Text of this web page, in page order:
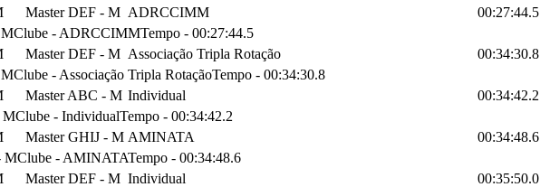
Master DEF - M ADRCCIMM
00:27:44.5
Clube - ADRCCIMMTempo - 00:27:44.5
Master DEF - M Associação Tripla Rotação
00:34:30.8
Clube - Associação Tripla RotaçãoTempo - 00:34:30.8
Master ABC - M Individual
00:34:42.2
MClube - IndividualTempo - 00:34:42.2
Master GHIJ - M AMINATA
00:34:48.6
MClube - AMINATATempo - 00:34:48.6
Master DEF - M Individual
00:35:50.0